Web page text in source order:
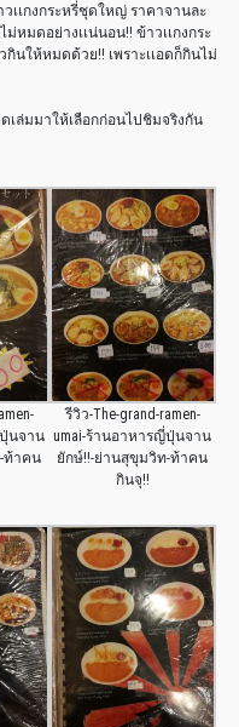
วเเกงกระหรี่ชุดใหญ่ ราคาจานละ
หมดอย่างเเน่นอน!! ข้าวเเกงกระ
กินให้หมดด้วย!! เพราะเเอดก็กินไม่
เล่มมาให้เลือกก่อนไปชิมจริงกัน
นจาน
ท้าคน
รีวิว-The-grand-ramen-
umai-ร้านอาหารญี่ปุ่นจาน
ยักษ์!!-ย่านสุขุมวิท-ท้าคน
กินจุ!!